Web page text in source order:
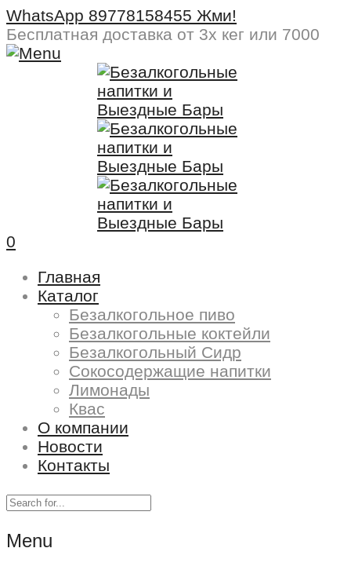
WhatsApp 89778158455 Жми!
Бесплатная доставка от 3х кег или 7000
0
Главная
Каталог
Безалкогольное пиво
Безалкогольные коктейли
Безалкогольный Сидр
Сокосодержащие напитки
Лимонады
Квас
О компании
Новости
Контакты
Menu